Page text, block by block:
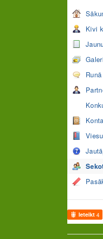
Kivi
Runā
Ieteikt 4